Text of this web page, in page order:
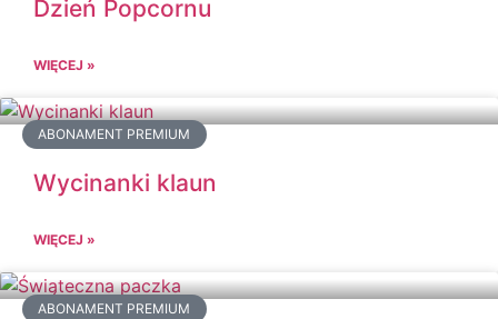
Dzień Popcornu
WIĘCEJ »
ABONAMENT PREMIUM
Wycinanki klaun
WIĘCEJ »
ABONAMENT PREMIUM